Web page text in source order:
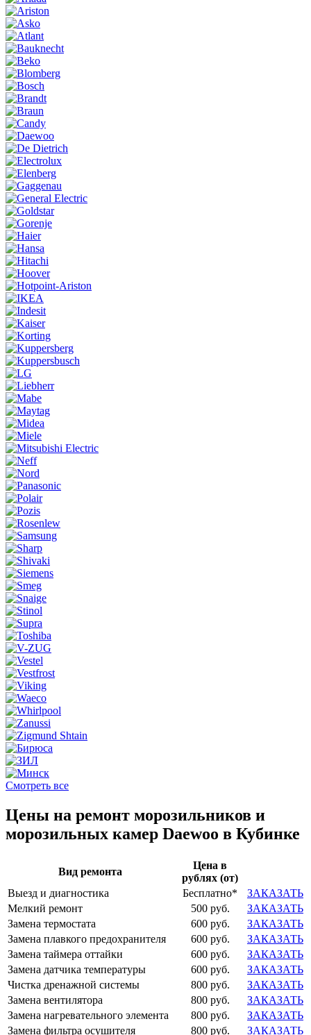
Смотреть все
Цены на ремонт морозильников и
морозильных камер Daewoo в Кубинке
Вид ремонта
Цена в
рублях (от)
Выезд и диагностика
Бесплатно*
ЗАКАЗАТЬ
Мелкий ремонт
500 руб.
ЗАКАЗАТЬ
Замена термостата
600 руб.
ЗАКАЗАТЬ
Замена плавкого предохранителя
600 руб.
ЗАКАЗАТЬ
Замена таймера оттайки
600 руб.
ЗАКАЗАТЬ
Замена датчика температуры
600 руб.
ЗАКАЗАТЬ
Чистка дренажной системы
800 руб.
ЗАКАЗАТЬ
Замена вентилятора
800 руб.
ЗАКАЗАТЬ
Замена нагревательного элемента
800 руб.
ЗАКАЗАТЬ
Замена фильтра осушителя
800 руб. ЗАКАЗАТЬ